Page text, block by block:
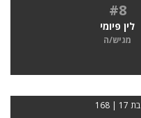
#8
לין פיומי
מגיש/ה
בת 17 | 168